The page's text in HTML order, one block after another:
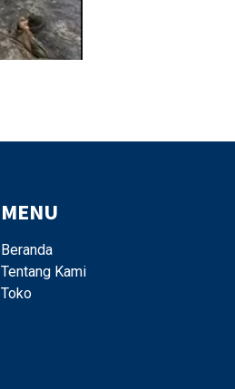
MENU
Beranda
Tentang Kami
Toko